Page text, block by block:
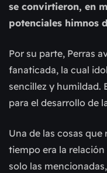
se convirtieron, en
potenciales himnos
Por su parte, Perras
fanaticada, la cual
sencillez y humildad.
para el desarrollo de
Una de las cosas
tiempo era la
solo las